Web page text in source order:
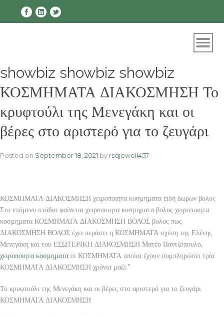
showbiz showbiz showbiz
ΚΟΣΜΗΜΑΤΑ ΔΙΑΚΟΣΜΗΣΗ Το
κρυφτούλι της Μενεγάκη και οι
βέρες στο αριστερό για το ζευγάρι
Posted on September 18, 2021 by rsqjewell457
ΚΟΣΜΗΜΑΤΑ ΔΙΑΚΟΣΜΗΣΗ χειροποιητα κοσμηματα ειδη δωρων βολος
Στο επόμενο στάδιο φαίνεται χειροποιητα κοσμηματα βολος χειροποιητα
κοσμηματα ΚΟΣΜΗΜΑΤΑ ΔΙΑΚΟΣΜΗΣΗ ΒΟΛΟΣ βολος πως
ΔΙΑΚΟΣΜΗΣΗ ΒΟΛΟΣ έχει περάσει η ΚΟΣΜΗΜΑΤΑ σχέση της Ελένης
Μενεγάκη και του ΕΣΩΤΕΡΙΚΗ ΔΙΑΚΟΣΜΗΣΗ Ματέο Παντζόπουλο,
χειροποιητα κοσμηματα οι ΚΟΣΜΗΜΑΤΑ οποίοι έχουν συμπληρώσει τρία
ΚΟΣΜΗΜΑΤΑ ΔΙΑΚΟΣΜΗΣΗ χρόνια μαζί.”
Το κρυφτούλι της Μενεγάκη και οι βέρες στο αριστερό για το ζευγάρι
ΚΟΣΜΗΜΑΤΑ ΔΙΑΚΟΣΜΗΣΗ